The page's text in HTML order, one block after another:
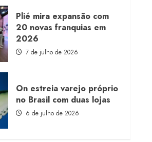
Plié mira expansão com
20 novas franquias em
2026
7 de julho de 2026
On estreia varejo próprio
no Brasil com duas lojas
6 de julho de 2026